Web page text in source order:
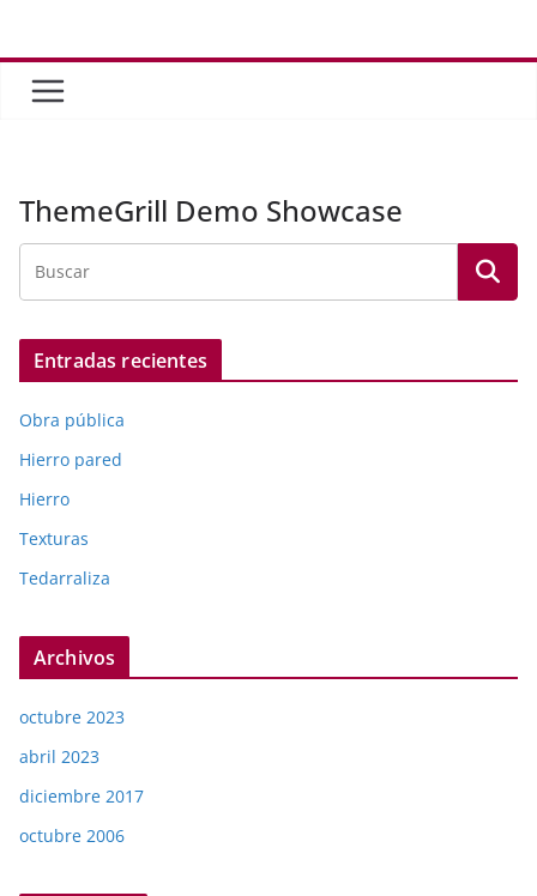
contenido
ThemeGrill Demo Showcase
Entradas recientes
Obra pública
Hierro pared
Hierro
Texturas
Tedarraliza
Archivos
octubre 2023
abril 2023
diciembre 2017
octubre 2006